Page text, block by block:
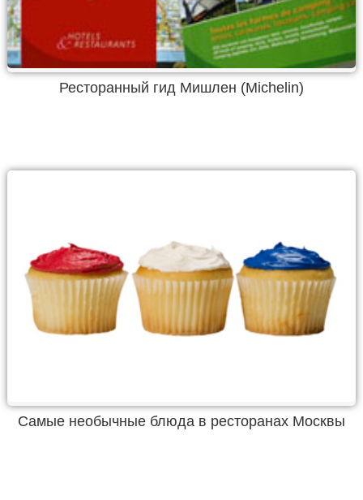
Ресторанный гид Мишлен (Michelin)
Самые необычные блюда в ресторанах Москвы